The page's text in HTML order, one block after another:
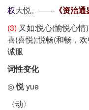
权大悦。—— 《资治通
(3) 又如:悦心(愉悦心
喜(喜悦);悦畅(和畅，
诚服
词性变化
◎悦yue
〈动〉